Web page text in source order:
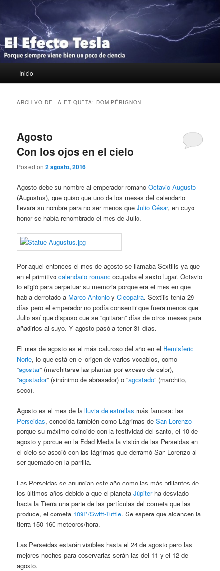
contenido
principal
contenido
secundario
El Efecto Tesla
Porque siempre viene bien un poco de ciencia
principal
Inicio
ARCHIVO DE LA ETIQUETA: DOM PÉRIGNON
Agosto
Con los ojos en el cielo
Posted on2 agosto, 2016
Agosto debe su nombre al emperador romanoOctavio Augusto
(Augustus), que quiso que uno de los meses del calendario
llevara su nombre para no ser menos queJulio César, en cuyo
honor se había renombrado el mes de Julio.
Por aquel entonces el mes de agosto se llamaba Sextilis ya que
en el primitivocalendario romano ocupaba el sexto lugar. Octavio
lo eligió para perpetuar su memoria porque era el mes en que
había derrotado a Marco Antonio yCleopatra. Sextilis tenía 29
días pero el emperador no podía consentir que fuera menos que
Julio así que dispuso que se “quitaran” días de otros meses para
añadirlos al suyo. Y agosto pasó a tener 31 días.
El mes de agosto es el más caluroso del año en el Hemisferio
Norte, lo que está en el origen de varios vocablos, como
“agostar” (marchitarse las plantas por exceso de calor),
“agostador” (sinónimo de abrasador) o “agostado” (marchito,
seco).
Agosto es el mes de lalluvia de estrellas más famosa: las
Perseidas, conocida también como Lágrimas deSan Lorenzo
porque su máximo coincide con la festividad del santo, el 10 de
agosto y porque en la Edad Media la visión de las Perseidas en
el cielo se asoció con las lágrimas que derramó San Lorenzo al
ser quemado en la parrilla.
Las Perseidas se anuncian este año como las más brillantes de
los últimos años debido a que el planetaJúpiterha desviado
hacia la Tierra una parte de las partículas del cometa que las
produce, el cometa 109P/Swift-Tuttle. Se espera que alcancen la
tierra 150-160 meteoros/hora.
Las Perseidas estarán visibles hasta el 24 de agosto pero las
mejores noches para observarlas serán las del 11 y el 12 de
agosto.